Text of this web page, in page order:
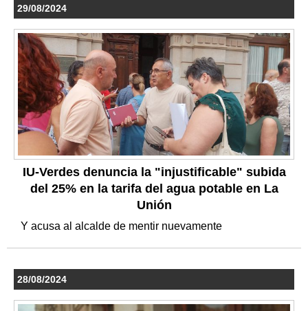
29/08/2024
IU-Verdes denuncia la "injustificable" subida
del 25% en la tarifa del agua potable en La
Unión
Y acusa al alcalde de mentir nuevamente
28/08/2024